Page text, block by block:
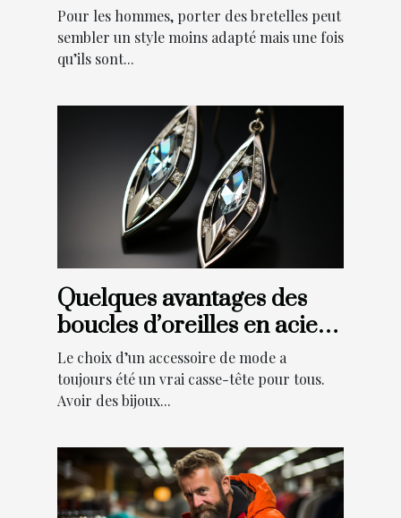
Pour les hommes, porter des bretelles peut
sembler un style moins adapté mais une fois
qu’ils sont...
Quelques avantages des
boucles d’oreilles en acier
inoxydable
Le choix d’un accessoire de mode a
toujours été un vrai casse-tête pour tous.
Avoir des bijoux...